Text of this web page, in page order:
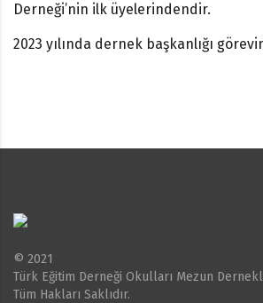
Derneği’nin ilk üyelerindendir.
2023 yılında dernek başkanlığı
© 2021
Türk Eğitim Derneği Okulları Mezun
Tüm Hakları Saklıdır.